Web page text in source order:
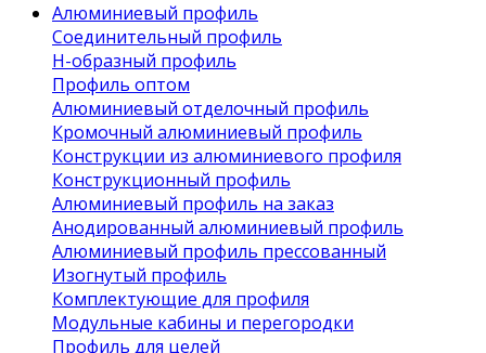
Алюминиевый профиль
Соединительный профиль
Н-образный профиль
Профиль оптом
Алюминиевый отделочный профиль
Кромочный алюминиевый профиль
Конструкции из алюминиевого профиля
Конструкционный профиль
Алюминиевый профиль на заказ
Анодированный алюминиевый профиль
Алюминиевый профиль прессованный
Изогнутый профиль
Комплектующие для профиля
Модульные кабины и перегородки
Профиль для целей